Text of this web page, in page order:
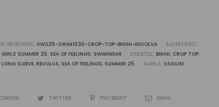
ΠΡΟΪΌΝΤΟΣ: VWS25-SWIM1030-CROP-TOP-BIKINI-REVOLVA
ΚΑΤΗΓΟΡΊΕΣ:
GIRLS SUMMER 25, SEA OF FEELINGS, SWIMWEAR ΕΤΙΚΈΤΕΣ: BIKINI, CROP TOP,
LONG SLEEVE, REVOLVA, SEA OF FEELINGS, SUMMER 25 ΜΆΡΚΑ: VASILIKI
TWITTER PINTEREST EMAIL